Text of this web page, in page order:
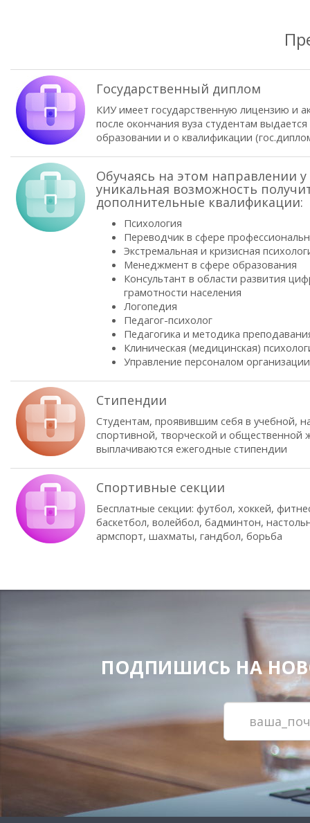
Государственный диплом
КИУ имеет государственную лицензию и
после окончания вуза студентам
образовании и о квалификации
Обучаясь на этом направлении у
уникальная возможность
дополнительные квалификации:
Психология
Переводчик в сфере
Экстремальная и кризисная
Менеджмент в сфере образования
Консультант в области развития
грамотности населения
Логопедия
Педагог-психолог
Педагогика и методика
Клиническая (медицинская)
Управление персоналом организации
Стипендии
Студентам, проявившим себя в учебной,
спортивной, творческой и общественной
выплачиваются ежегодные стипендии
Спортивные секции
Бесплатные секции: футбол, хоккей,
баскетбол, волейбол, бадминтон,
армспорт, шахматы, гандбол, борьба
ПОДПИШИСЬ НА